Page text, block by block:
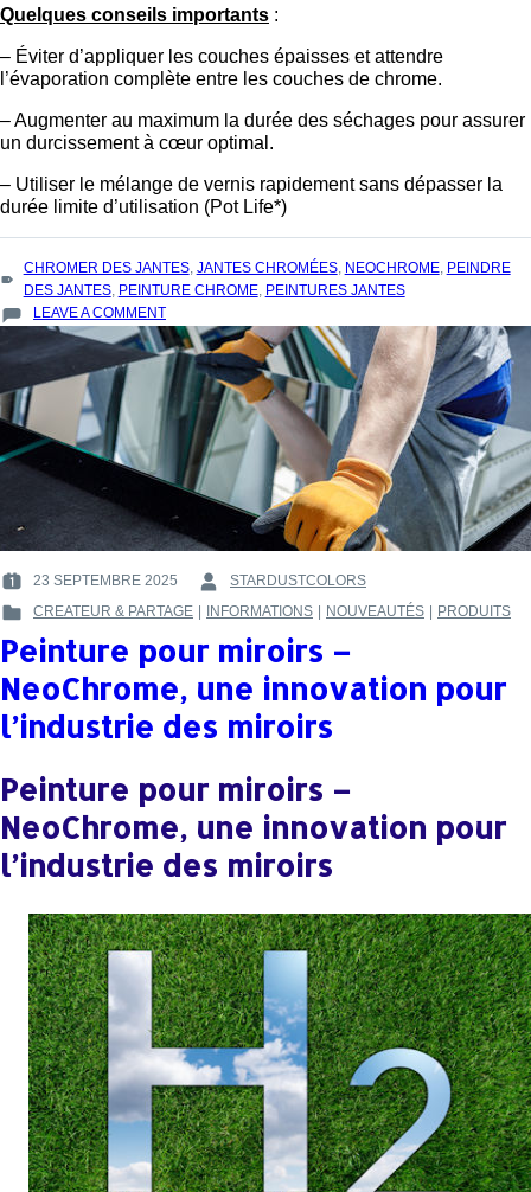
Quelques conseils importants :
– Éviter d’appliquer les couches épaisses et attendre
l’évaporation complète entre les couches de chrome.
– Augmenter au maximum la durée des séchages pour assurer
un durcissement à cœur optimal.
– Utiliser le mélange de vernis rapidement sans dépasser la
durée limite d’utilisation (Pot Life*)
TAGS
:
CHROMER DES JANTES, JANTES CHROMÉES, NEOCHROME, PEINDRE
DES JANTES, PEINTURE CHROME, PEINTURES JANTES
LEAVE A COMMENTON
PEINDRE
LES
JANTES
EN
CHROME
AVEC
PEINTURE
NEOCHROME
POSTED
ON
23 SEPTEMBRE 2025
BY
STARDUSTCOLORS
POSTED
IN
CREATEUR & PARTAGE INFORMATIONS NOUVEAUTÉS PRODUITS
Peinture pour miroirs –
NeoChrome, une innovation pour
l’industrie des miroirs
Peinture pour miroirs –
NeoChrome, une innovation pour
l’industrie des miroirs